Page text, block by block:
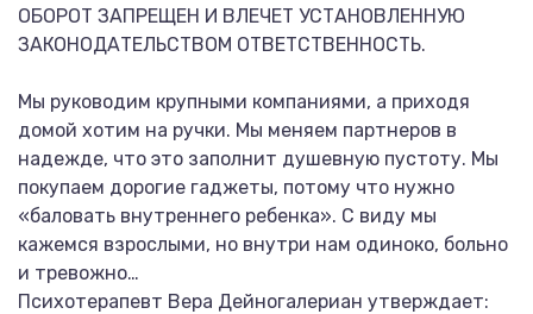
ОБОРОТ ЗАПРЕЩЕН И ВЛЕЧЕТ УСТАНОВЛЕННУЮ
ЗАКОНОДАТЕЛЬСТВОМ ОТВЕТСТВЕННОСТЬ.
Мы руководим крупными компаниями, а приходя
домой хотим на ручки. Мы меняем партнеров в
надежде, что это заполнит душевную пустоту. Мы
покупаем дорогие гаджеты, потому что нужно
«баловать внутреннего ребенка». С виду мы
кажемся взрослыми, но внутри нам одиноко, больно
и тревожно…
Психотерапевт Вера Дейногалериан утверждает: